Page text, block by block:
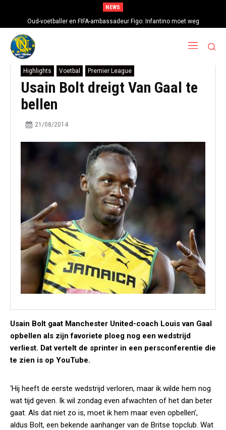
NEWS
Oud-voetballer en FIFA-ambassadeur Figo: Infantino moet weg
Highlights Voetbal Premier League
Usain Bolt dreigt Van Gaal te
bellen
21/08/2014
Usain Bolt gaat Manchester United-coach Louis van Gaal
opbellen als zijn favoriete ploeg nog een wedstrijd
verliest. Dat vertelt de sprinter in een persconferentie die
te zien is op YouTube.
‘Hij heeft de eerste wedstrijd verloren, maar ik wilde hem nog
wat tijd geven. Ik wil zondag even afwachten of het dan beter
gaat. Als dat niet zo is, moet ik hem maar even opbellen’,
aldus Bolt, een bekende aanhanger van de Britse topclub. Wat